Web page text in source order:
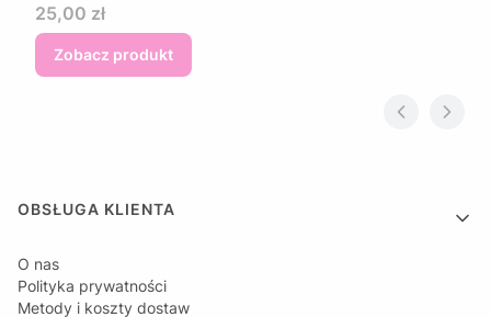
Cena
25,00 zł
Zobacz produkt
Linki w stopce
OBSŁUGA KLIENTA
O nas
Polityka prywatności
Metody i koszty dostaw